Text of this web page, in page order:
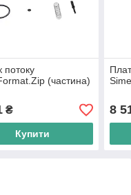
потоку
(частина)
₴
Купити
8